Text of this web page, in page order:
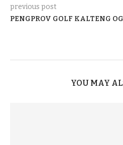
previous post
PENGPROV GOLF KALTENG
YOU MAY